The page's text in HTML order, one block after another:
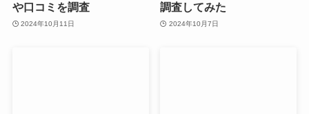
や口コミを調査
2024年10月11日
調査してみた
2024年10月7日